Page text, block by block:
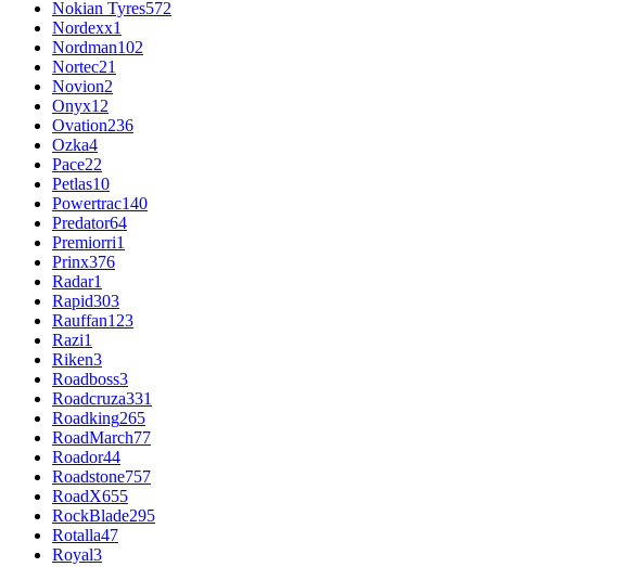
Nokian Tyres572
Nordexx1
Nordman102
Nortec21
Novion2
Onyx12
Ovation236
Ozka4
Pace22
Petlas10
Powertrac140
Predator64
Premiorri1
Prinx376
Radar1
Rapid303
Rauffan123
Razi1
Riken3
Roadboss3
Roadcruza331
Roadking265
RoadMarch77
Roador44
Roadstone757
RoadX655
RockBlade295
Rotalla47
Royal3